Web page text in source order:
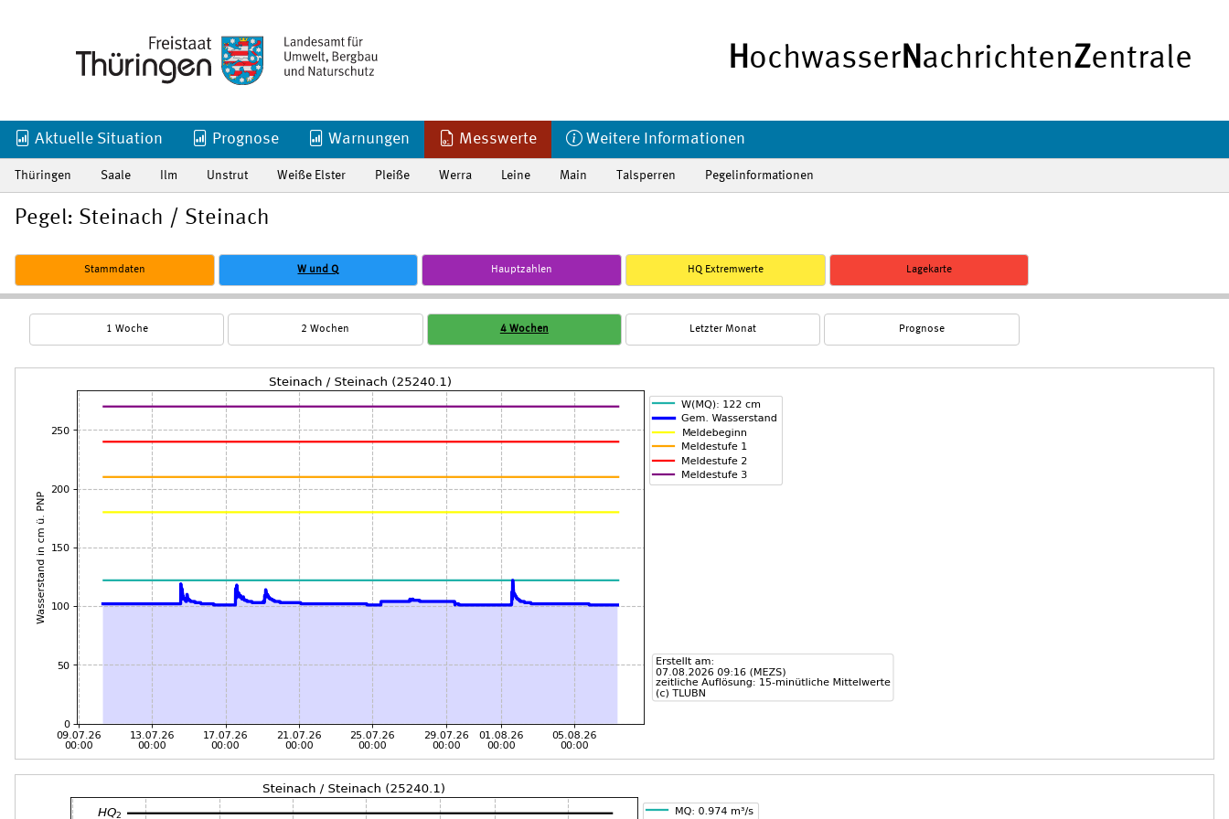
HochwasserNachrichtenZentrale
Aktuelle Situation Prognose Warnungen Messwerte Weitere Informationen
Thüringen Saale Ilm Unstrut Weiße Elster Pleiße Werra Leine Main Talsperren Pegelinformationen
Pegel: Steinach / Steinach
Stammdaten W und Q Hauptzahlen HQ Extremwerte Lagekarte
1 Woche 2 Wochen 4 Wochen Letzter Monat Prognose